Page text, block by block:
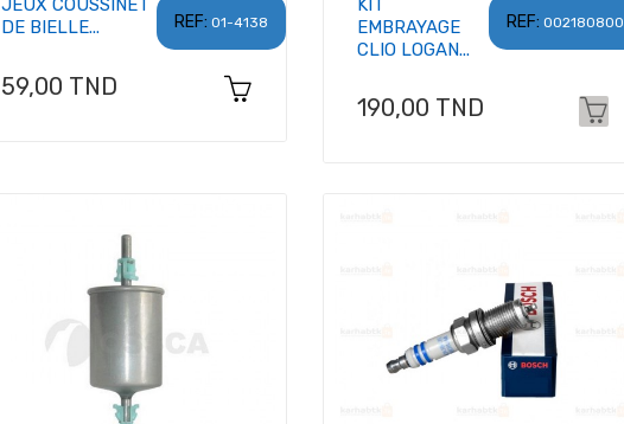
REF: 01-4138
JEUX COUSSINET
DE BIELLE...
Prix
59,00 TND
REF: 002180800
KIT
EMBRAYAGE
CLIO LOGAN...
Prix
190,00 TND